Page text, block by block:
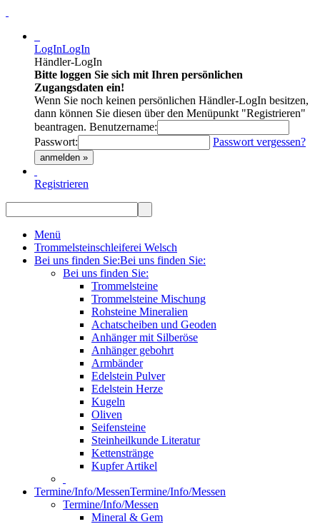
LogInLogIn
Händler-LogIn
Bitte loggen Sie sich mit Ihren persönlichen
Zugangsdaten ein!
Wenn Sie noch keinen persönlichen Händler-LogIn besitzen,
dann können Sie diesen über den Menüpunkt "Registrieren"
beantragen. Benutzername:
Passwort:
Passwort vergessen?
anmelden »
Registrieren
Menü
Trommelsteinschleiferei Welsch
Bei uns finden Sie:Bei uns finden Sie:
Bei uns finden Sie:
Trommelsteine
Trommelsteine Mischung
Rohsteine Mineralien
Achatscheiben und Geoden
Anhänger mit Silberöse
Anhänger gebohrt
Armbänder
Edelstein Pulver
Edelstein Herze
Kugeln
Oliven
Seifensteine
Steinheilkunde Literatur
Kettenstränge
Kupfer Artikel
Termine/Info/MessenTermine/Info/Messen
Termine/Info/Messen
Mineral & Gem